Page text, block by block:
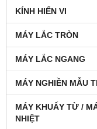
KÍNH HIỂN VI
MÁY LẮC TRÒN
MÁY LẮC NGANG
MÁY NGHIỀN MẪU
MÁY KHUẤY TỪ /
NHIỆT